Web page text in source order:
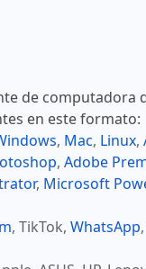
de computadora
en este formato:
, Mac, Linux,
, Adobe
, Microsoft
, TikTok, WhatsApp